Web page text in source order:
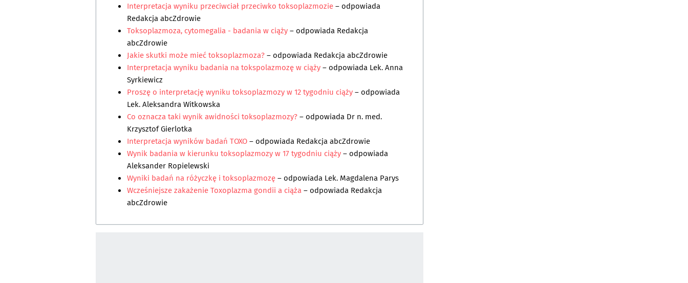
Interpretacja wyniku przeciwciał przeciwko toksoplazmozie– odpowiada
Redakcja abcZdrowie
Toksoplazmoza, cytomegalia - badania w ciąży– odpowiada Redakcja
abcZdrowie
Jakie skutki może mieć toksoplazmoza?– odpowiada Redakcja abcZdrowie
Interpretacja wyniku badania na tokspolazmozę w ciąży– odpowiada Lek. Anna
Syrkiewicz
Proszę o interpretację wyniku toksoplazmozy w 12 tygodniu ciąży– odpowiada
Lek. Aleksandra Witkowska
Co oznacza taki wynik awidności toksoplazmozy?– odpowiada Dr n. med.
Krzysztof Gierlotka
Interpretacja wyników badań TOXO– odpowiada Redakcja abcZdrowie
Wynik badania w kierunku toksoplazmozy w 17 tygodniu ciąży– odpowiada
Aleksander Ropielewski
Wyniki badań na różyczkę i toksoplazmozę– odpowiada Lek. Magdalena Parys
Wcześniejsze zakażenie Toxoplazma gondii a ciąża– odpowiada Redakcja
abcZdrowie